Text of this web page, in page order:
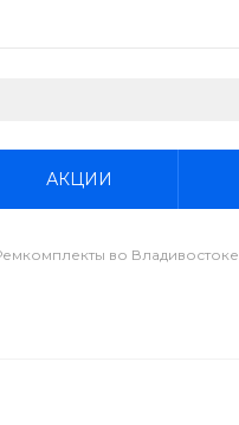
АКЦИИ
во Владивостоке